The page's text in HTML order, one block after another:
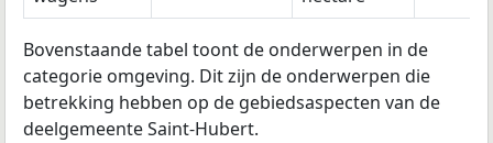
Bovenstaande tabel toont de onderwerpen in de
categorie omgeving. Dit zijn de onderwerpen die
betrekking hebben op de gebiedsaspecten van de
deelgemeente Saint-Hubert.